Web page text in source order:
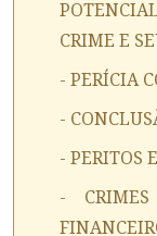
CRIME E
- PERÍCIA
-
- PERITOS
-